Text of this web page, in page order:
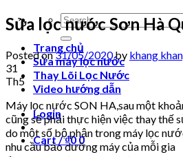
Search
for:
Trang chủ
Sửa máy lọc nước
Thay Lõi Lọc Nước
Video hướng dẫn
Login
Cart /₫0 0
Sửa lọc nước Sơn Hà
Posted on31/05/2020by khang
31
Th5
Máy lọc nước SON HA,sau một
cũng sẽ phải thực hiện việc thay thế
do một số bộ phận trong máy lọc
nhu cầu bảo dưỡng máy của mỗi gia